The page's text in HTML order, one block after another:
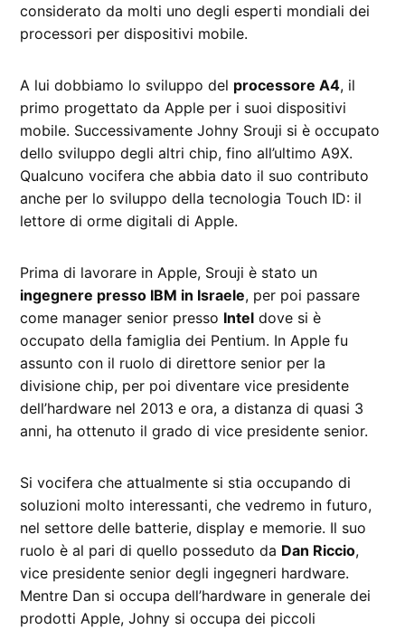
considerato da molti uno degli esperti mondiali dei
processori per dispositivi mobile.
A lui dobbiamo lo sviluppo del processore A4, il
primo progettato da Apple per i suoi dispositivi
mobile. Successivamente Johny Srouji si è occupato
dello sviluppo degli altri chip, fino all’ultimo A9X.
Qualcuno vocifera che abbia dato il suo contributo
anche per lo sviluppo della tecnologia Touch ID: il
lettore di orme digitali di Apple.
Prima di lavorare in Apple, Srouji è stato un
ingegnere presso IBM in Israele, per poi passare
come manager senior presso Intel dove si è
occupato della famiglia dei Pentium. In Apple fu
assunto con il ruolo di direttore senior per la
divisione chip, per poi diventare vice presidente
dell’hardware nel 2013 e ora, a distanza di quasi 3
anni, ha ottenuto il grado di vice presidente senior.
Si vocifera che attualmente si stia occupando di
soluzioni molto interessanti, che vedremo in futuro,
nel settore delle batterie, display e memorie. Il suo
ruolo è al pari di quello posseduto da Dan Riccio,
vice presidente senior degli ingegneri hardware.
Mentre Dan si occupa dell’hardware in generale dei
prodotti Apple, Johny si occupa dei piccoli